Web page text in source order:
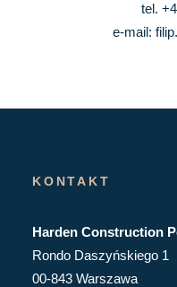
tel.
e-mail:
KONTAKT
Harden Construction
Rondo Daszyńskiego 1
00-843 Warszawa